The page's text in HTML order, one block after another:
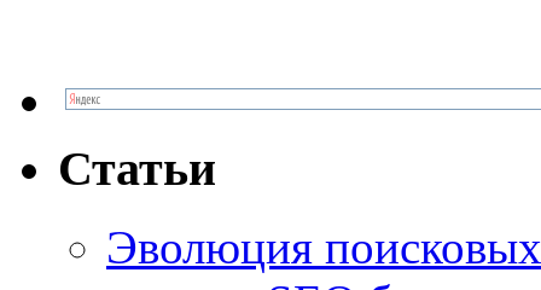
Статьи
Эволюция